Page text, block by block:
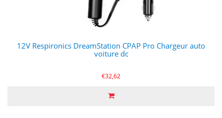
12V Respironics DreamStation CPAP Pro Chargeur auto
voiture dc
€32,62